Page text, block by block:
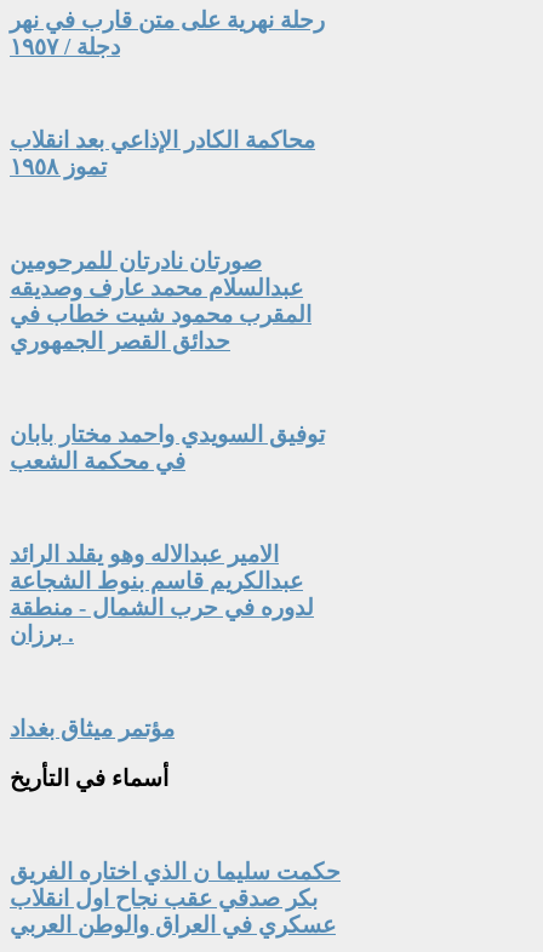
رحلة نهرية على متن قارب في نهر
دجلة / ١٩٥٧
محاكمة الكادر الإذاعي بعد انقلاب
تموز ١٩٥٨
صورتان نادرتان للمرحومين
عبدالسلام محمد عارف وصديقه
المقرب محمود شيت خطاب في
حدائق القصر الجمهوري
توفيق السويدي واحمد مختار بابان
في محكمة الشعب
الامير عبدالاله وهو يقلد الرائد
عبدالكريم قاسم بنوط الشجاعة
لدوره في حرب الشمال - منطقة
برزان .
مؤتمر ميثاق بغداد
أسماء في التأريخ
حكمت سليما ن الذي اختاره الفريق
بكر صدقي عقب نجاح اول انقلاب
عسكري في العراق والوطن العربي